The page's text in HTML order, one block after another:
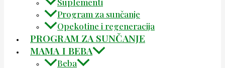
Program za sunčanje
Opekotine i regeneracija
PROGRAM ZA SUNČANJE
MAMA I BEBA
Beba